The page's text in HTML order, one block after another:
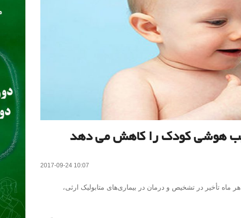
هوشی کودک را کاهش می دهد
2017-09-24 10:07
تأخیر در تشخیص و درمان در بیماری‌های متابولیک ارثی،